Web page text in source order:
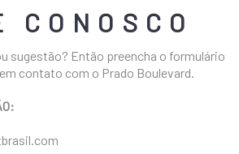
CONOSCO
sugestão? Então preencha o formulário
contato com o Prado Boulevard.